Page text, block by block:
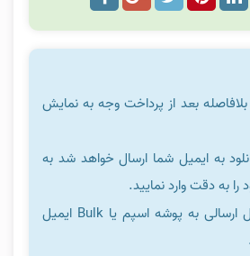
بلافاصله بعد از پرداخت وجه به نمایش
به ایمیل شما ارسال خواهد شد به
به دقت وارد نمایید.
ممکن است ایمیل ارسالی به پوشه اسپم یا Bulk ایمیل